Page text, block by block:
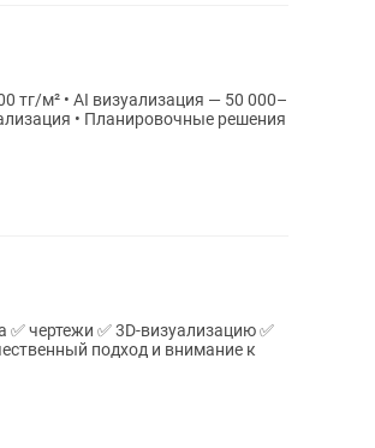
тг/м² • AI визуализация — 50 000–